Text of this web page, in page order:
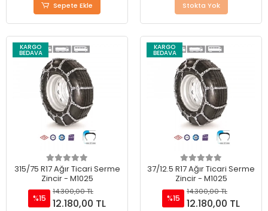
Sepete Ekle Stokta Yok
KARGO
BEDAVA
315/75 R17 Ağır Ticari Serme
Zincir - M1025
%15
14.300,00 TL
12.180,00 TL
KARGO
BEDAVA
37/12.5 R17 Ağır Ticari Serme
Zincir - M1025
%15
14.300,00 TL
12.180,00 TL